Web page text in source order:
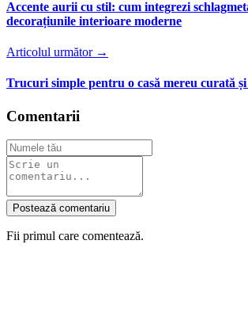
Accente aurii cu stil: cum integrezi
decorațiunile interioare moderne
Articolul următor →
Trucuri simple pentru o casă mereu curată
Comentarii
Postează comentariu
Fii primul care comentează.